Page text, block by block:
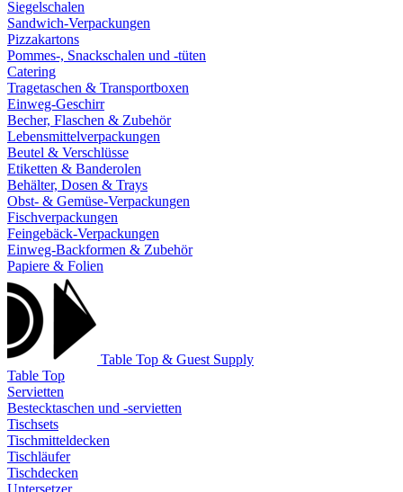
Siegelschalen
Sandwich-Verpackungen
Pizzakartons
Pommes-, Snackschalen und -tüten
Catering
Tragetaschen & Transportboxen
Einweg-Geschirr
Becher, Flaschen & Zubehör
Lebensmittelverpackungen
Beutel & Verschlüsse
Etiketten & Banderolen
Behälter, Dosen & Trays
Obst- & Gemüse-Verpackungen
Fischverpackungen
Feingebäck-Verpackungen
Einweg-Backformen & Zubehör
Papiere & Folien
Table Top & Guest Supply
Table Top
Servietten
Bestecktaschen und -servietten
Tischsets
Tischmitteldecken
Tischläufer
Tischdecken